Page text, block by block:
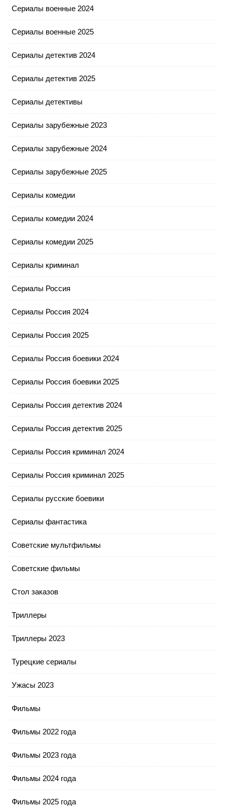
Сериалы военные 2024
Сериалы военные 2025
Сериалы детектив 2024
Сериалы детектив 2025
Сериалы детективы
Сериалы зарубежные 2023
Сериалы зарубежные 2024
Сериалы зарубежные 2025
Сериалы комедии
Сериалы комедии 2024
Сериалы комедии 2025
Сериалы криминал
Сериалы Россия
Сериалы Россия 2024
Сериалы Россия 2025
Сериалы Россия боевики 2024
Сериалы Россия боевики 2025
Сериалы Россия детектив 2024
Сериалы Россия детектив 2025
Сериалы Россия криминал 2024
Сериалы Россия криминал 2025
Сериалы русские боевики
Сериалы фантастика
Советские мультфильмы
Советские фильмы
Стол заказов
Триллеры
Триллеры 2023
Турецкие сериалы
Ужасы 2023
Фильмы
Фильмы 2022 года
Фильмы 2023 года
Фильмы 2024 года
Фильмы 2025 года